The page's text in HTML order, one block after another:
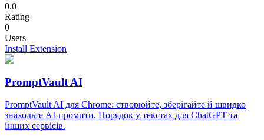
0.0
Rating
0
Users
Install Extension
PromptVault AI
PromptVault AI для Chrome: створюйте, зберігайте й швидко
знаходьте AI-промпти. Порядок у текстах для ChatGPT та
інших сервісів.